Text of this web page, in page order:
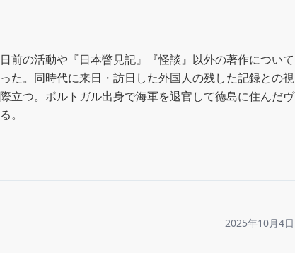
前の活動や『日本瞥見記』『怪談』以外の著作について
た。同時代に来日・訪日した外国人の残した記録との視
立つ。ポルトガル出身で海軍を退官して徳島に住んだヴ
。
2025年10月4日